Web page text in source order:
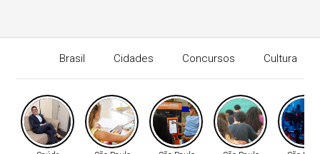
Brasil Cidades Concursos Cultura